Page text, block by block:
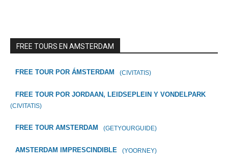
FREE TOURS EN AMSTERDAM
FREE TOUR POR ÁMSTERDAM (CIVITATIS)
FREE TOUR POR JORDAAN, LEIDSEPLEIN Y VONDELPARK
(CIVITATIS)
FREE TOUR AMSTERDAM (GETYOURGUIDE)
AMSTERDAM IMPRESCINDIBLE (YOORNEY)